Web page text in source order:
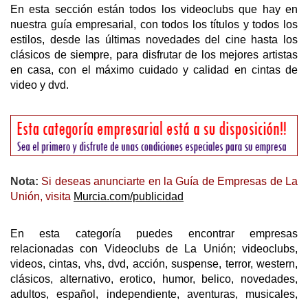
En esta sección están todos los videoclubs que hay en
nuestra guía empresarial, con todos los títulos y todos los
estilos, desde las últimas novedades del cine hasta los
clásicos de siempre, para disfrutar de los mejores artistas
en casa, con el máximo cuidado y calidad en cintas de
video y dvd.
Nota: Si deseas anunciarte en la Guía de Empresas de La
Unión, visita Murcia.com/publicidad
En esta categoría puedes encontrar empresas
relacionadas con Videoclubs de La Unión; videoclubs,
videos, cintas, vhs, dvd, acción, suspense, terror, western,
clásicos, alternativo, erotico, humor, belico, novedades,
adultos, español, independiente, aventuras, musicales,